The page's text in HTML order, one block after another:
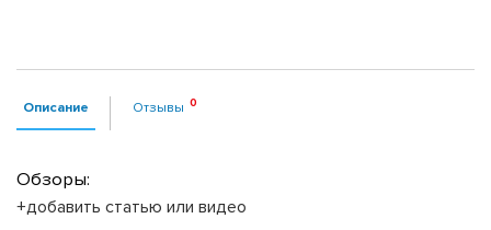
Описание Отзывы
Обзоры:
+добавить статью или видео